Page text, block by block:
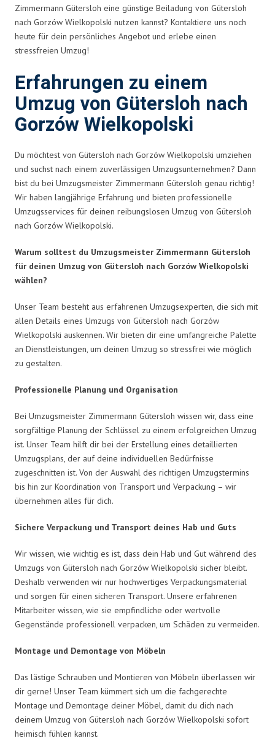
Zimmermann Gütersloh eine günstige Beiladung von Gütersloh
nach Gorzów Wielkopolski nutzen kannst? Kontaktiere uns noch
heute für dein persönliches Angebot und erlebe einen
stressfreien Umzug!
Erfahrungen zu einem
Umzug von Gütersloh nach
Gorzów Wielkopolski
Du möchtest von Gütersloh nach Gorzów Wielkopolski umziehen
und suchst nach einem zuverlässigen Umzugsunternehmen? Dann
bist du bei Umzugsmeister Zimmermann Gütersloh genau richtig!
Wir haben langjährige Erfahrung und bieten professionelle
Umzugsservices für deinen reibungslosen Umzug von Gütersloh
nach Gorzów Wielkopolski.
Warum solltest du Umzugsmeister Zimmermann Gütersloh
für deinen Umzug von Gütersloh nach Gorzów Wielkopolski
wählen?
Unser Team besteht aus erfahrenen Umzugsexperten, die sich mit
allen Details eines Umzugs von Gütersloh nach Gorzów
Wielkopolski auskennen. Wir bieten dir eine umfangreiche Palette
an Dienstleistungen, um deinen Umzug so stressfrei wie möglich
zu gestalten.
Professionelle Planung und Organisation
Bei Umzugsmeister Zimmermann Gütersloh wissen wir, dass eine
sorgfältige Planung der Schlüssel zu einem erfolgreichen Umzug
ist. Unser Team hilft dir bei der Erstellung eines detaillierten
Umzugsplans, der auf deine individuellen Bedürfnisse
zugeschnitten ist. Von der Auswahl des richtigen Umzugstermins
bis hin zur Koordination von Transport und Verpackung – wir
übernehmen alles für dich.
Sichere Verpackung und Transport deines Hab und Guts
Wir wissen, wie wichtig es ist, dass dein Hab und Gut während des
Umzugs von Gütersloh nach Gorzów Wielkopolski sicher bleibt.
Deshalb verwenden wir nur hochwertiges Verpackungsmaterial
und sorgen für einen sicheren Transport. Unsere erfahrenen
Mitarbeiter wissen, wie sie empfindliche oder wertvolle
Gegenstände professionell verpacken, um Schäden zu vermeiden.
Montage und Demontage von Möbeln
Das lästige Schrauben und Montieren von Möbeln überlassen wir
dir gerne! Unser Team kümmert sich um die fachgerechte
Montage und Demontage deiner Möbel, damit du dich nach
deinem Umzug von Gütersloh nach Gorzów Wielkopolski sofort
heimisch fühlen kannst.